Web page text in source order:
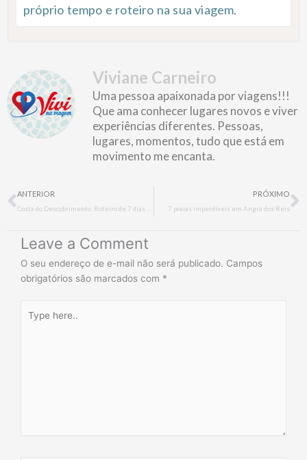
próprio tempo e roteiro na sua viagem.
Viviane Carneiro
Uma pessoa apaixonada por viagens!!!
Que ama conhecer lugares novos e viver
experiências diferentes. Pessoas,
lugares, momentos, tudo que está em
movimento me encanta.
Prev
ANTERIOR
Costa do Descobrimento: Roteiro de 7 dias no Sul da Bahia
PRÓXIMO
7 praias imperdíveis em Angra dos Reis
Leave a Comment
O seu endereço de e-mail não será publicado. Campos
obrigatórios são marcados com *
here..